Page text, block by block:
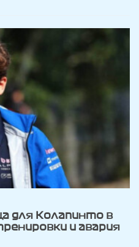
для Колапинто в
и авария